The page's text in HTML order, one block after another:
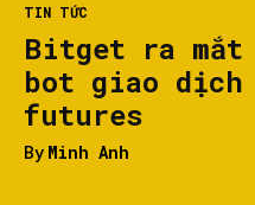
TIN TỨC
Bitget ra mắt
bot giao
futures
By Minh Anh